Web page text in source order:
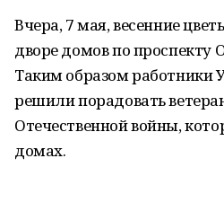
Вчера, 7 мая, весенние
дворе домов по проспекту
Таким образом работники
решили порадовать
Отечественной войны,
домах.